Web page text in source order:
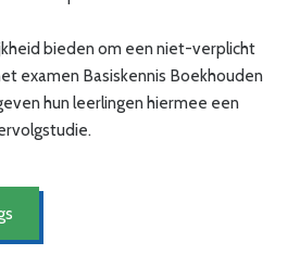
bieden om een niet-verplicht
examen Basiskennis Boekhouden
hun leerlingen hiermee een